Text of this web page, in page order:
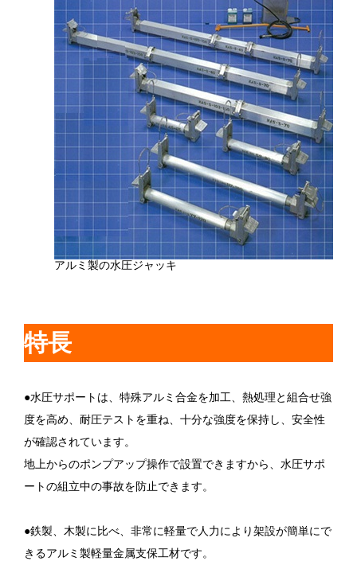
アルミ製の水圧ジャッキ
特長
●水圧サポートは、特殊アルミ合金を加工、熱処理と組合せ強
度を高め、耐圧テストを重ね、十分な強度を保持し、安全性
が確認されています。
地上からのポンプアップ操作で設置できますから、水圧サポ
ートの組立中の事故を防止できます。
●鉄製、木製に比べ、非常に軽量で人力により架設が簡単にで
きるアルミ製軽量金属支保工材です。